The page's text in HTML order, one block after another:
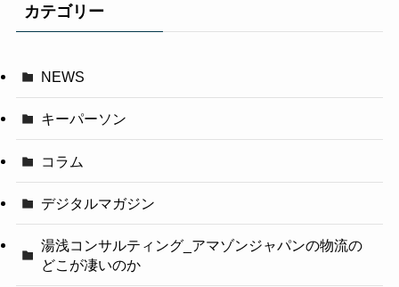
カテゴリー
NEWS
キーパーソン
コラム
デジタルマガジン
湯浅コンサルティング_アマゾンジャパンの物流の
どこが凄いのか